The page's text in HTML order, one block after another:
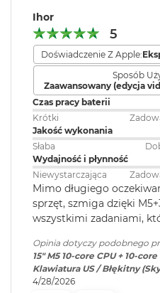
M
a
B
o
o
k
A
i
r
2
T
B
a
c
B
o
Dwa porty Thunderbolt 4 (USB-
Ładowanie
DisplayPort
Thunderbolt 4 (do 40 Gb/s)
USB 4 (do 40 Gb/s)
Obsługa wyświetlaczy
Obsługa maksymalnie dwóch
Dwa wyświetlacze o
Hz lub 4K przy 144 Hz
Wersja systemu
operacyjnego:
oprogramowanie:
Dodatkowe
informacje:
Układ klawiatury ANSI
Materiał wykonania:
Ihor
5
Doświadczenie Z Apple:
Sposób
Zaawansowany (edycja
Czas pracy baterii
Krótki
Jakość wykonania
Słaba
Wydajność i płynność
Niewystarczająca
Mimo długiego
sprzęt, szmiga dzięki
wszystkimi zadaniami,
Opinia dotyczy podobnego
15" M5 10‑core CPU +
Klawiatura US / Błękitny
4/28/2026